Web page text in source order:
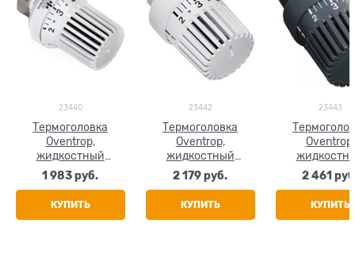
23440
Термоголовка
Oventrop,
жидкостный
датчик, цвет белый
1 983 руб.
КУПИТЬ
23442
Термоголовка
Oventrop,
жидкостный
датчик, цвет белый
2 179 руб.
КУПИТЬ
23443
Oventrop,
датчик,
черный
2 461
КУПИТЬ